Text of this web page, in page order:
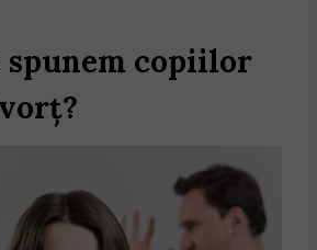
spunem copiilor